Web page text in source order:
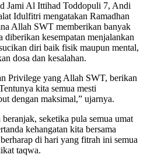
Jami Al Ittihad Toddopuli 7, Andi
Idulfitri mengatakan Ramadhan
Allah SWT memberikan banyak
diberikan kesempatan menjalankan
diri baik fisik maupun mental,
dosa dan kesalahan.
Privilege yang Allah SWT, berikan
kita semua mesti
dengan maksimal,” ujarnya.
seketika pula semua umat
kehangatan kita bersama
di hari yang fitrah ini semua
taqwa.